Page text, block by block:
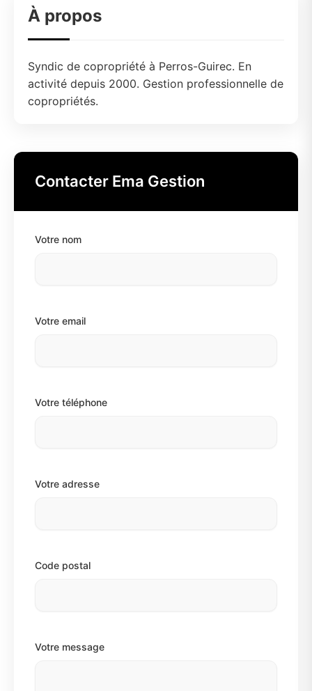
À propos
Syndic de copropriété à Perros-Guirec. En
activité depuis 2000. Gestion professionnelle de
copropriétés.
Contacter Ema Gestion
Votre nom
Votre email
Votre téléphone
Votre adresse
Code postal
Votre message